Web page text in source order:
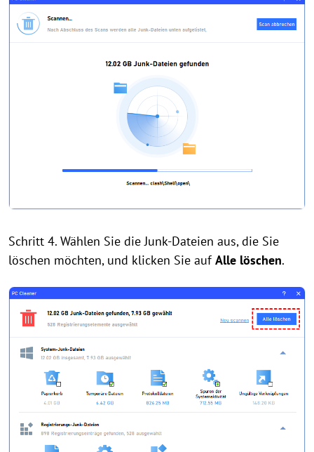
Schritt 4. Wählen Sie die Junk-Dateien aus, die Sie
löschen möchten, und klicken Sie aufAlle löschen.